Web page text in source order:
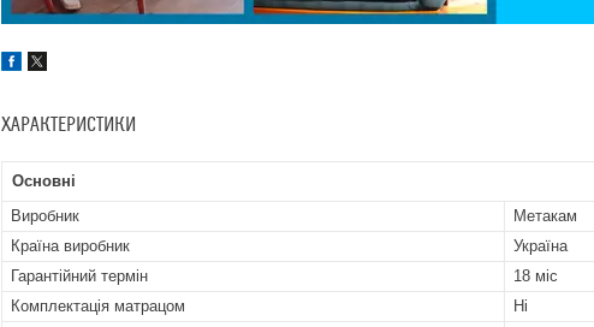
ХАРАКТЕРИСТИКИ
Основні
Виробник
Метакам
Країна виробник
Україна
Гарантійний термін
18 міс
Комплектація матрацом
Ні